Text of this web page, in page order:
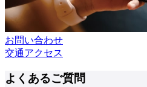
お問い合わせ
交通アクセス
よくあるご質問